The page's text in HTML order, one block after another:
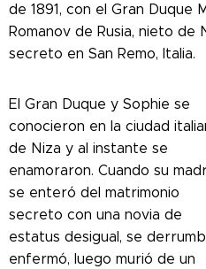
de 1891, con el Gran Duque
Romanov de Rusia, nieto de
secreto en San Remo, Italia.
El Gran Duque y Sophie se
conocieron en la ciudad
de Niza y al instante se
enamoraron. Cuando su
se enteró del matrimonio
secreto con una novia de
estatus desigual, se
enfermó, luego murió de un